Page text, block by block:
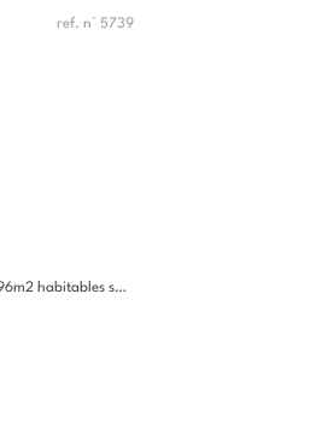
ref. n° 5739
terrain de plus de 16...